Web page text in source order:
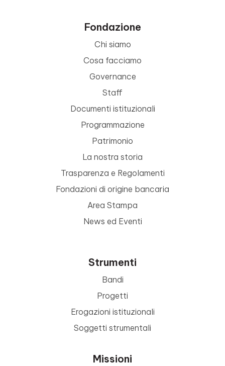
Fondazione
Chi siamo
Cosa facciamo
Governance
Staff
Documenti istituzionali
Programmazione
Patrimonio
La nostra storia
Trasparenza e Regolamenti
Fondazioni di origine bancaria
Area Stampa
News ed Eventi
Strumenti
Bandi
Progetti
Erogazioni istituzionali
Soggetti strumentali
Missioni